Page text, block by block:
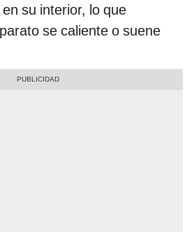
su interior, lo que
se caliente o suene